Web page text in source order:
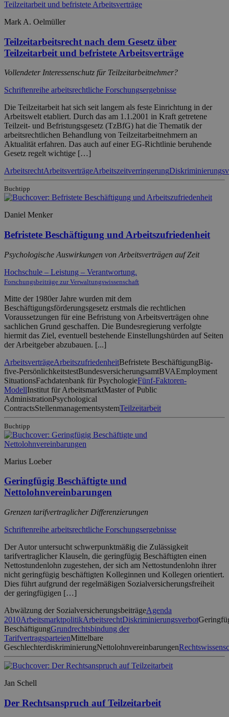
Mark A. Oelmüller
Teilzeitarbeitsrecht nach dem Gesetz über
Teilzeitarbeit und befristete Arbeitsverträge
Vollendeter Interessenschutz für Teilzeitarbeitnehmer?
Schriftenreihe arbeitsrechtliche Forschungsergebnisse
Die Teilzeitarbeit hat sich seit langem als feste Einrichtung in der
Arbeitswelt etabliert. Durch das am 1.1.2001 in Kraft getretene
Teilzeit- und Befristungsgesetz (TzBfG) hat die Thematik der
arbeitsrechtlichen Behandlung von Teilzeitarbeitnehmern an
Aktualität erfahren. Das auch auf einer EG-Richtlinie beruhende
Gesetz regelt wichtige […]
ArbeitsrechtArbeitsverträgeArbeitszeitverringerung
Buchtipp
Daniel Menker
Befristete Beschäftigung und Arbeitszufriedenheit
Psychologische Auswirkungen von Arbeitsverträgen auf Zeit
Hochschule – Leistung – Verantwortung.
Forschungsbeiträge zur Verwaltungswissenschaft
Mitte der 1980er Jahre wurden mit dem
Beschäftigungsförderungsgesetz erstmals die rechtlichen
Voraussetzungen für eine Befristung von Arbeitsverträgen ohne
sachlichen Grund geschaffen. Die Bundesregierung verfolgte
hiermit das Ziel, eventuell bestehende Einstellungshürden auf Seiten
der Arbeitgeber abzubauen. [...]
ArbeitsverträgeArbeitszufriedenheitBefristete BeschäftigungBig-
five-PersönlichkeitstestBundesversicherungsamtBVAEmployment
SituationsFachdatenbank für PsychologieFünf-Faktoren-
ModellInstitut für ArbeitsmarktMaster of Public
AdministrationPsychological
ContractsStellenmanagementsystemTeilzeitarbeit
Buchtipp
Marius Loeber
Geringfügig Beschäftigte und
Nettolohnvereinbarungen
Grenzen tarifvertraglicher Differenzierungen
Schriftenreihe arbeitsrechtliche Forschungsergebnisse
Der Autor untersucht schwerpunktmäßig die Zulässigkeit
tarifvertraglicher Klauseln, die geringfügig Beschäftigten einen
Nettostundenlohn zugestehen, der sich am Nettostundenlohn ihrer
nicht geringfügig beschäftigten Kolleginnen und Kollegen orientiert.
Dies führt aufgrund der regelmäßigen Sozialversicherungsfreiheit
der geringfügigen […]
Abwälzung der SozialversicherungsbeiträgeAgenda
2010ArbeitsmarktpolitikArbeitsrechtDiskriminierungsverbot
BeschäftigungGrundrechtsbindung der
TarifvertragsparteienMittelbare
GeschlechterdiskriminierungNettolohnvereinbarungen
Jan Schell
Der Rechtsanspruch auf Teilzeitarbeit